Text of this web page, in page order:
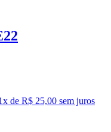
x de R$ 25,00 sem juros